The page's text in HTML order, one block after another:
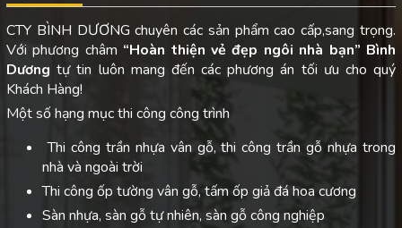
CTY BÌNH DƯƠNG chuyên các sản phẩm cao cấp,sang trọng.
Với phương châm “Hoàn thiện vẻ đẹp ngôi nhà bạn” Bình
Dươngtự tin luôn mang đến các phương án tối ưu cho quý
Khách Hàng!
Một số hạng mục thi công công trình
Thi công trần nhựa vân gỗ, thi công trần gỗ nhựa trong
nhà và ngoài trời
Thi công ốp tường vân gỗ, tấm ốp giả đá hoa cương
Sàn nhựa, sàn gỗ tự nhiên, sàn gỗ công nghiệp